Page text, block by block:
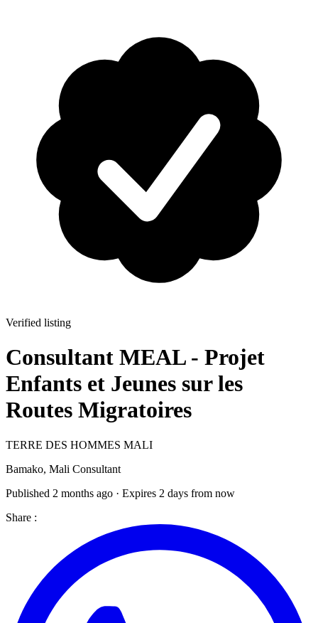
Verified listing
Consultant MEAL - Projet
Enfants et Jeunes sur les
Routes Migratoires
TERRE DES HOMMES MALI
Bamako, Mali Consultant
Published 2 months ago · Expires 2 days from now
Share :